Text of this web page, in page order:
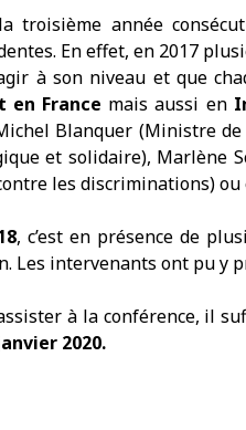
la troisième année
En effet, en 2017
à son niveau et que
en France mais aussi en
Blanquer (Ministre
et solidaire), Marlène
les discriminations) ou
, c’est en présence de
Les intervenants ont pu y
à la conférence, il
2020.